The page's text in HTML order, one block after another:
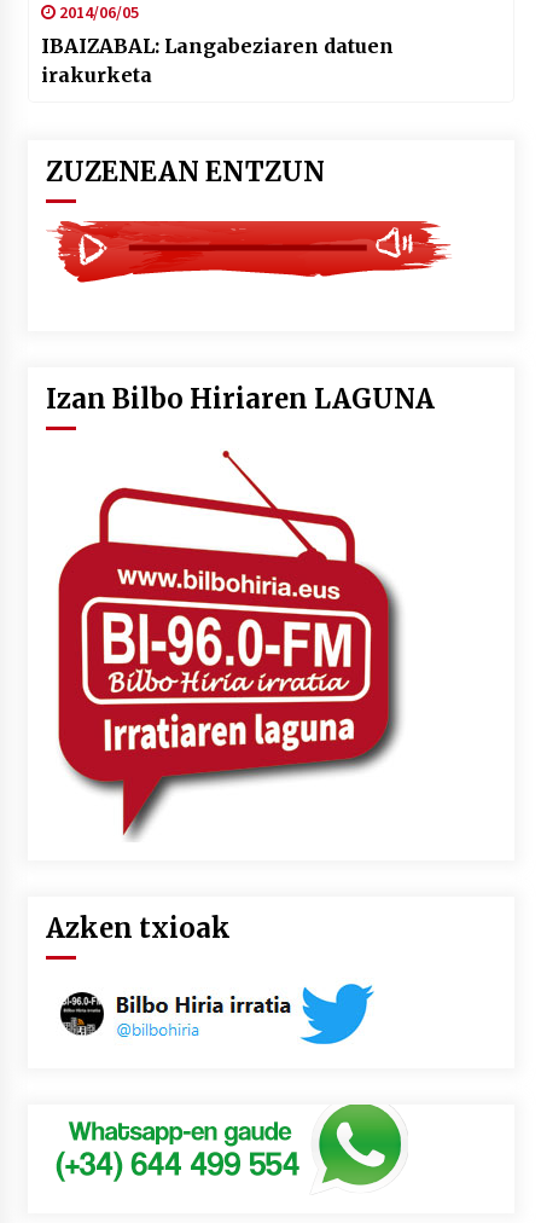
2014/06/05
IBAIZABAL: Langabeziaren datuen
irakurketa
ZUZENEAN ENTZUN
Izan Bilbo Hiriaren LAGUNA
Azken txioak